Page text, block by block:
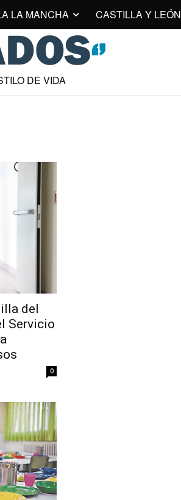
LA MANCHA CASTILLA Y LEÓN
DE VIDA
del
Servicio
0